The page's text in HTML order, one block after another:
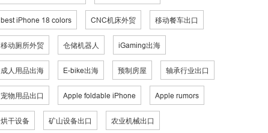
best iPhone 18 colors CNC机床外贸 移动餐车出口
移动厕所外贸 仓储机器人 iGaming出海
成人用品出海 E-bike出海 预制房屋 轴承行业出口
宠物用品出口 Apple foldable iPhone Apple rumors
烘干设备 矿山设备出口 农业机械出口